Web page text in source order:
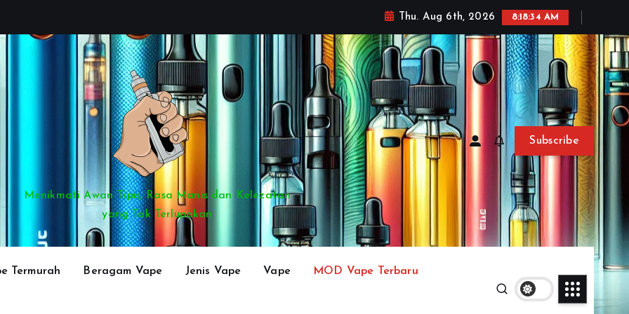
Thu. Aug 6th, 2026 8:18:37 AM
Menikmati Awan Tipis, Rasa Manis dan Kelezatan
yang Tak Terlupakan
Subscribe
Termurah Beragam Vape Jenis Vape Vape MOD Vape Terbaru